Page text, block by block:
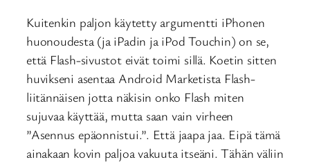
Kuitenkin paljon käytetty argumentti iPhonen
huonoudesta (ja iPadin ja iPod Touchin) on se,
että Flash-sivustot eivät toimi sillä. Koetin sitten
huvikseni asentaa Android Marketista Flash-
liitännäisen jotta näkisin onko Flash miten
sujuvaa käyttää, mutta saan vain virheen
”Asennus epäonnistui.”. Että jaapa jaa. Eipä tämä
ainakaan kovin paljoa vakuuta itseäni. Tähän väliin